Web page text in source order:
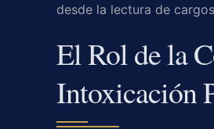
desde la lectura de
El Rol de la
Intoxicación